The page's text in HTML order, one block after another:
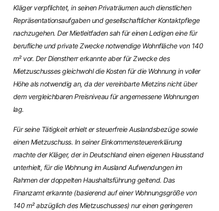
Kläger verpflichtet, in seinen Privaträumen auch dienstlichen
Repräsentationsaufgaben und gesellschaftlicher Kontaktpflege
nachzugehen. Der Mietleitfaden sah für einen Ledigen eine für
berufliche und private Zwecke notwendige Wohnfläche von 140
m² vor. Der Dienstherr erkannte aber für Zwecke des
Mietzuschusses gleichwohl die Kosten für die Wohnung in voller
Höhe als notwendig an, da der vereinbarte Mietzins nicht über
dem vergleichbaren Preisniveau für angemessene Wohnungen
lag.
Für seine Tätigkeit erhielt er steuerfreie Auslandsbezüge sowie
einen Mietzuschuss. In seiner Einkommensteuererklärung
machte der Kläger, der in Deutschland einen eigenen Hausstand
unterhielt, für die Wohnung im Ausland Aufwendungen im
Rahmen der doppelten Haushaltsführung geltend. Das
Finanzamt erkannte (basierend auf einer Wohnungsgröße von
140 m² abzüglich des Mietzuschusses) nur einen geringeren